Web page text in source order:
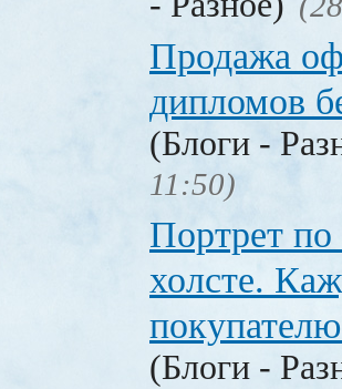
Продажа
дипломов
(Блоги -
11:50)
Портрет
холсте.
(Блоги -